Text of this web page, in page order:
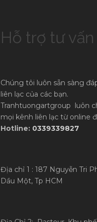
Hỗ trợ tư vấn
Chúng tôi luôn sẵn sàng
liên lạc của các bạn.
Tranhtuongartgroup luôn
mọi kênh liên lạc từ online
Hotline: 0339339827
Địa chỉ 1 : 187 Nguyễn Tri
Dầu Một, Tp HCM